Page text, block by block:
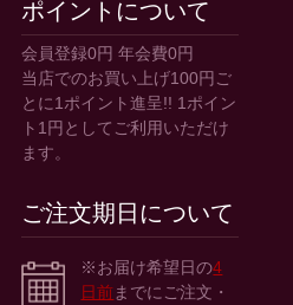
ポイントについて
会員登録0円 年会費0円
当店でのお買い上げ100円ご
とに1ポイント進呈!! 1ポイン
ト1円としてご利用いただけ
ます。
ご注文期日について
※お届け希望日の4
日前までにご注文・